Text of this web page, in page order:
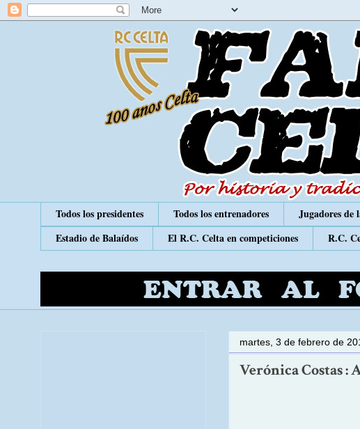
Todos los presidentes Todos los entrenadores Jugadores de
Estadio de Balaídos
El R.C. Celta en competiciones R.C.
martes, 3 de febrero de
Verónica Costas :